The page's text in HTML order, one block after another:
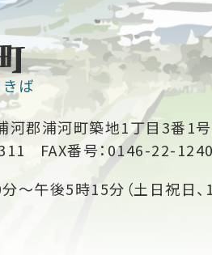
河郡浦河町築地1丁目3番1号
FAX番号：0146-22-1240
～午後5時15分（土日祝日